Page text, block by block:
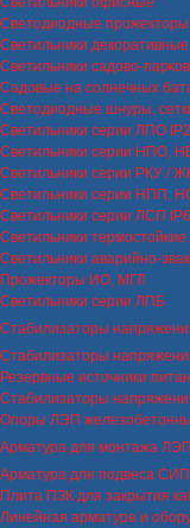
Светодиодные прожекторы
Светильники
Светильники садово-
Садовые на солнечных
Светодиодные шнуры,
Светильники серии ЛПО
Светильники серии НПО,
Светильники серии РКУ /
Светильники серии НПП,
Светильники серии ЛСП
Светильники
Светильники аварийно-
Прожекторы ИО, МГЛ
Светильники серии ЛПБ
Стабилизаторы
Стабилизаторы
Резервные источники
Стабилизаторы
Опоры ЛЭП
Арматура для монтажа
Арматура для подвеса СИП
Плита ПЗК для закрытия
Линейная арматура и